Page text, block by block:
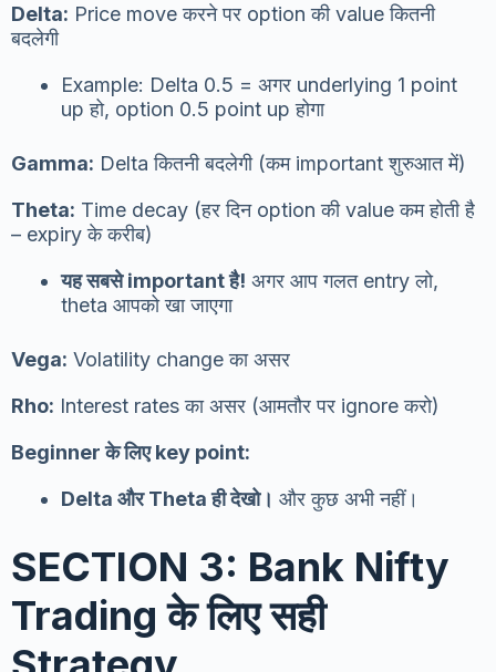
Delta: Price move करने पर option की value कितनी
बदलेगी
Example: Delta 0.5 = अगर underlying 1 point
up हो, option 0.5 point up होगा
Gamma: Delta कितनी बदलेगी (कम important शुरुआत में)
Theta: Time decay (हर दिन option की value कम होती है
– expiry के करीब)
यह सबसे important है! अगर आप गलत entry लो,
theta आपको खा जाएगा
Vega: Volatility change का असर
Rho: Interest rates का असर (आमतौर पर ignore करो)
Beginner के लिए key point:
Delta और Theta ही देखो। और कुछ अभी नहीं।
SECTION 3: Bank Nifty
Trading के लिए सही